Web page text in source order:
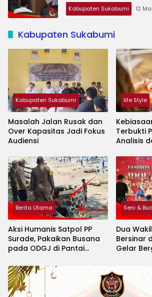
Kabupaten Sukabumi 12
Kabupaten Sukabumi
Kabupaten Sukabumi
Masalah Jalan Rusak dan
Over Kapasitas Jadi Fokus
Audiensi
life Style
Terbukti
Analisis
Berita Utama
Aksi Humanis Satpol PP
Surade, Pakaikan Busana
pada ODGJ di Pantai
Seni &
Dua
Bersinar
Gelar